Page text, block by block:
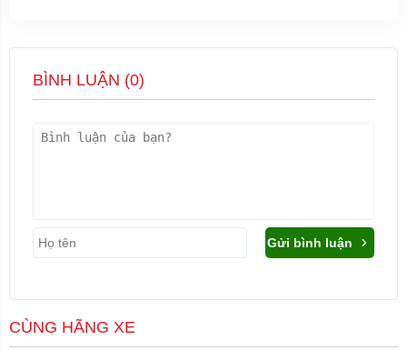
BÌNH LUẬN (0)
Gửi bình luận
CÙNG HÃNG XE